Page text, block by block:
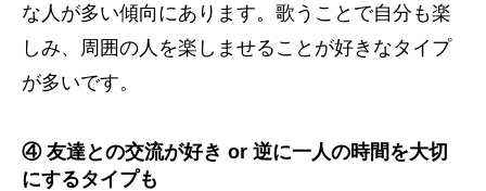
な人が多い傾向にあります。歌うことで自分も楽
しみ、周囲の人を楽しませることが好きなタイプ
が多いです。
④ 友達との交流が好き or 逆に一人の時間を大切
にするタイプも